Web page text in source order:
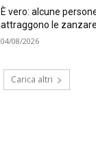
È vero: alcune
attraggono le
04/08/2026
Carica altri